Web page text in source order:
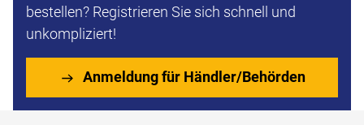
bestellen? Registrieren Sie sich schnell und
unkompliziert!
Anmeldung für Händler/Behörden